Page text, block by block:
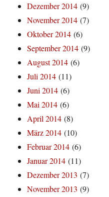
Dezember 2014 (9)
November 2014 (7)
Oktober 2014 (6)
September 2014 (9)
August 2014 (6)
Juli 2014 (11)
Juni 2014 (6)
Mai 2014 (6)
April 2014 (8)
März 2014 (10)
Februar 2014 (6)
Januar 2014 (11)
Dezember 2013 (7)
November 2013 (9)